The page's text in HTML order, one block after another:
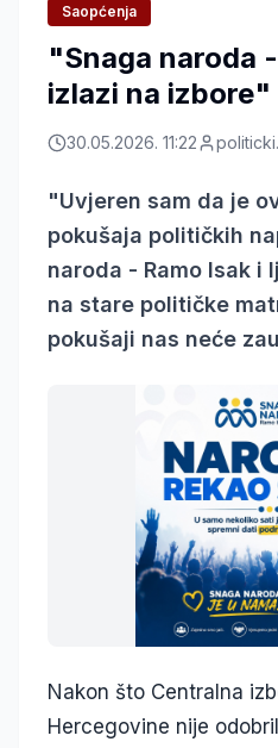
Saopćenja
"Snaga naroda
izlazi na izbore"
30.05.2026. 11:22
"Uvjeren sam da je
pokušaja političkih
naroda - Ramo Isak i
na stare političke
pokušaji nas neće
Nakon što Centralna
Hercegovine nije